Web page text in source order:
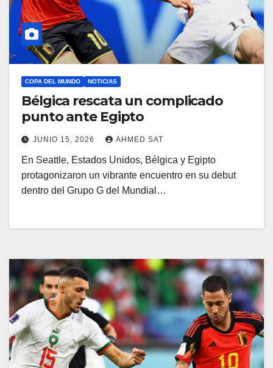
COPA DEL MUNDO NOTICIAS
Bélgica rescata un complicado
punto ante Egipto
JUNIO 15, 2026 AHMED SAT
En Seattle, Estados Unidos, Bélgica y Egipto
protagonizaron un vibrante encuentro en su debut
dentro del Grupo G del Mundial…